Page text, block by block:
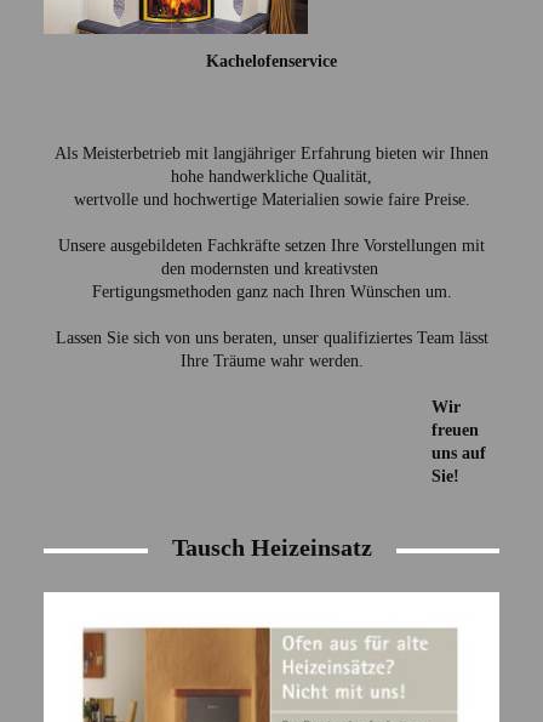
Kachelofenservice
Als Meisterbetrieb mit langjähriger Erfahrung bieten wir Ihnen
hohe handwerkliche Qualität,
wertvolle und hochwertige Materialien sowie faire Preise.
Unsere ausgebildeten Fachkräfte setzen Ihre Vorstellungen mit
den modernsten und kreativsten
Fertigungsmethoden ganz nach Ihren Wünschen um.
Lassen Sie sich von uns beraten, unser qualifiziertes Team lässt
Ihre Träume wahr werden.
Wir
freuen
uns auf
Sie!
Tausch Heizeinsatz